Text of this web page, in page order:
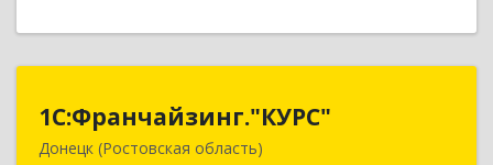
1С:Франчайзинг."КУРС"
Донецк (Ростовская область)
1С:Франчайзинг."КУРС"
346330, Ростовская обл, Донецк г, Благодатный